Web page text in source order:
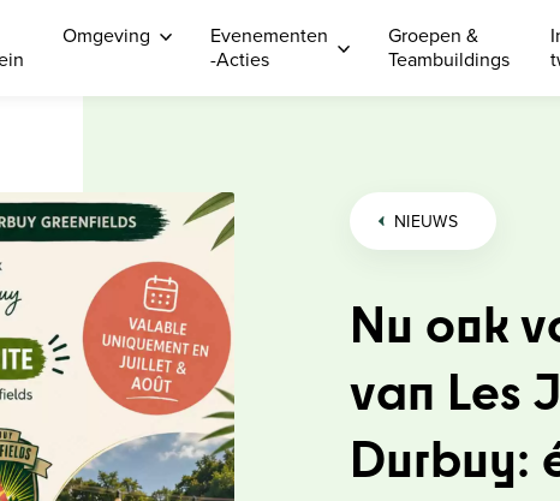
Omgeving
Evenementen
-Acties
Groepen &
Teambuildings
NIEUWS
Nu ook
van Les
Durbuy: